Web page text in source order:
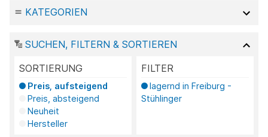
KATEGORIEN
SUCHEN, FILTERN & SORTIEREN
SORTIERUNG
Preis, aufsteigend
Preis, absteigend
Neuheit
Hersteller
FILTER
lagernd in Freiburg -
Stühlinger